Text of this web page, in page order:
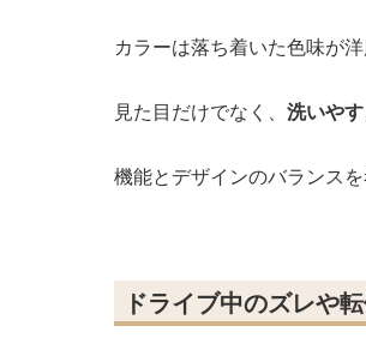
カラーは落ち着いた色味が
見た目だけでなく、 洗いや
機能とデザインのバランス
ドライブ中のズレや